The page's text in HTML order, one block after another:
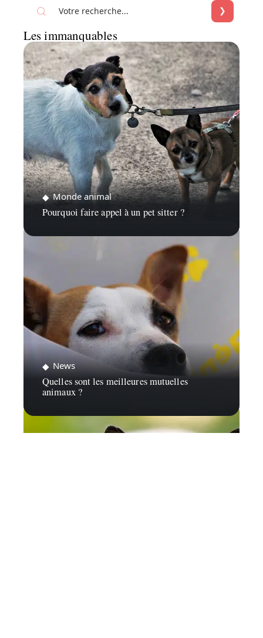
Les immanquables
Monde animal
Pourquoi faire appel à un pet sitter ?
News
Quelles sont les meilleures mutuelles
animaux ?